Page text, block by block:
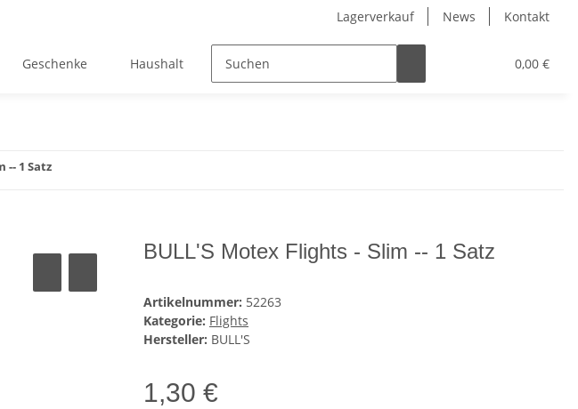
Lagerverkauf News Kontakt
0,00 €
Geschenke Haushalt Kinder Hersteller
-- 1 Satz
BULL'S Motex Flights - Slim -- 1 Satz
Artikelnummer: 52263
Kategorie: Flights
Hersteller: BULL'S
1,30 €